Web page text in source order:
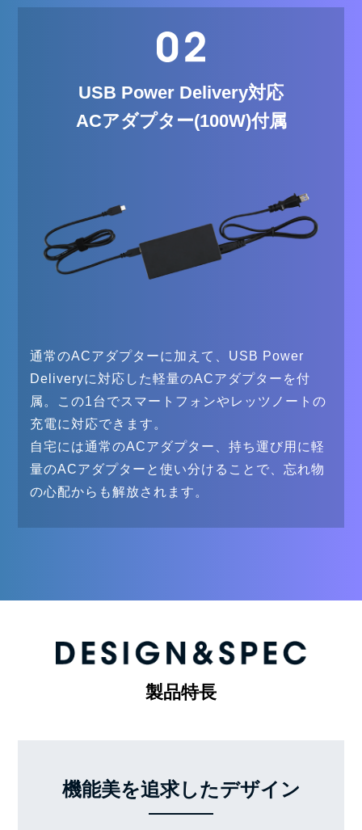
USB Power Delivery対応
ACアダプター(100W)付属
通常のACアダプターに加えて、USB Power
Deliveryに対応した軽量のACアダプターを付
属。この1台でスマートフォンやレッツノートの
充電に対応できます。
自宅には通常のACアダプター、持ち運び用に軽
量のACアダプターと使い分けることで、忘れ物
の心配からも解放されます。
製品特長
機能美を追求したデザイン